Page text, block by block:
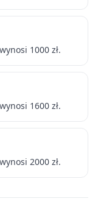
1000 zł.
1600 zł.
2000 zł.